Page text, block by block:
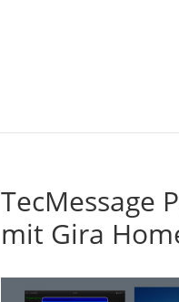
TecMessage
mit Gira